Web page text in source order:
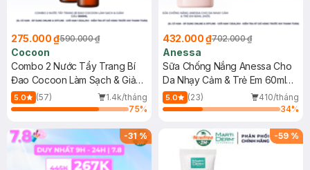
275.000 ₫590.000 ₫
Cocoon
Combo 2 Nước Tẩy Trang Bí
Đao Cocoon Làm Sạch & Giảm
Dầu 500ml
5.0 (57)
1.4k/tháng
75%
432.000 ₫702.000 ₫
Anessa
Sữa Chống Nắng Anessa Cho
Da Nhạy Cảm & Trẻ Em 60ml
(Mới)
5.0 (23)
410/tháng
34%
-31% -59 %